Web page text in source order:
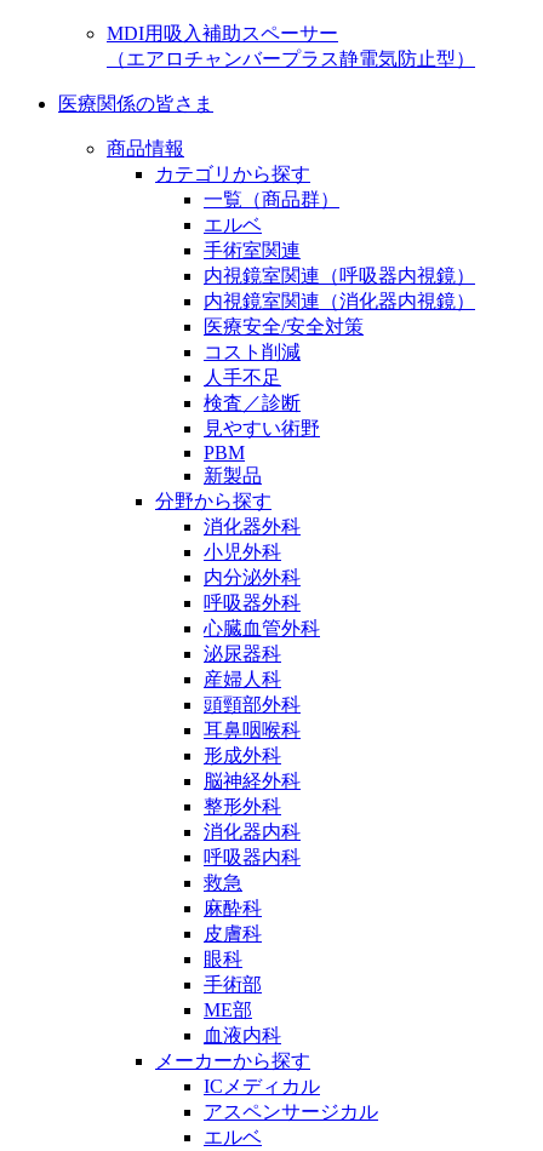
MDI用吸入補助スペーサー
（エアロチャンバープラス静電気防止型）
医療関係の皆さま
商品情報
カテゴリから探す
一覧（商品群）
エルベ
手術室関連
内視鏡室関連（呼吸器内視鏡）
内視鏡室関連（消化器内視鏡）
医療安全/安全対策
コスト削減
人手不足
検査／診断
見やすい術野
PBM
新製品
分野から探す
消化器外科
小児外科
内分泌外科
呼吸器外科
心臓血管外科
泌尿器科
産婦人科
頭頸部外科
耳鼻咽喉科
形成外科
脳神経外科
整形外科
消化器内科
呼吸器内科
救急
麻酔科
皮膚科
眼科
手術部
ME部
血液内科
メーカーから探す
ICメディカル
アスペンサージカル
エルベ